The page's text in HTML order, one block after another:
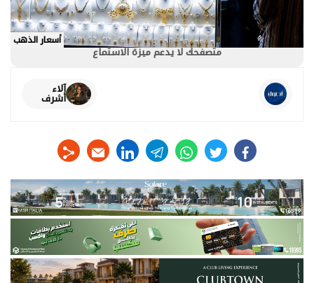
أسعار الذهب
متصفحك لا يدعم ميزة الاستماع
آلاء
أشرف
facebook
twitter
whats
telegram
linkedin